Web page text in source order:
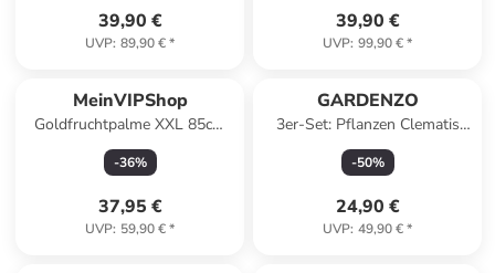
39,90 €
UVP: 89,90 €*
39,90 €
UVP: 99,90 €*
MeinVIPShop
Goldfruchtpalme XXL 85cm
Dypsis lutescens
-36%
37,95 €
UVP: 59,90 €*
GARDENZO
3er-Set: Pflanzen Clematis
Montana Rubens in Pink
-50%
24,90 €
UVP: 49,90 €*